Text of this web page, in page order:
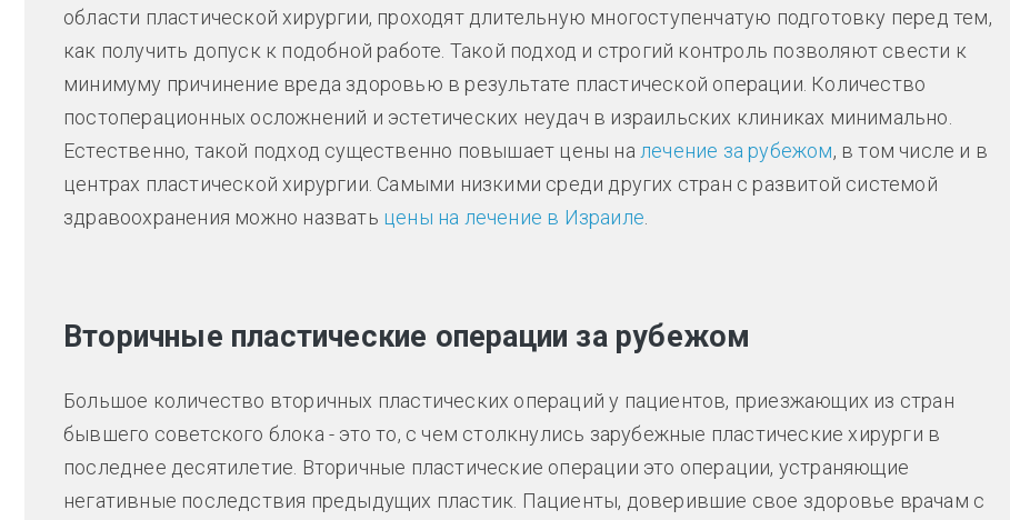
области пластической хирургии, проходят длительную многоступенчатую подготовку перед тем,
как получить допуск к подобной работе. Такой подход и строгий контроль позволяют свести к
минимуму причинение вреда здоровью в результате пластической операции. Количество
постоперационных осложнений и эстетических неудач в израильских клиниках минимально.
Естественно, такой подход существенно повышает цены на лечение за рубежом, в том числе и в
центрах пластической хирургии. Самыми низкими среди других стран с развитой системой
здравоохранения можно назвать цены на лечение в Израиле.
Вторичные пластические операции за рубежом
Большое количество вторичных пластических операций у пациентов, приезжающих из стран
бывшего советского блока - это то, с чем столкнулись зарубежные пластические хирурги в
последнее десятилетие. Вторичные пластические операции это операции, устраняющие
негативные последствия предыдущих пластик. Пациенты, доверившие свое здоровье врачам с